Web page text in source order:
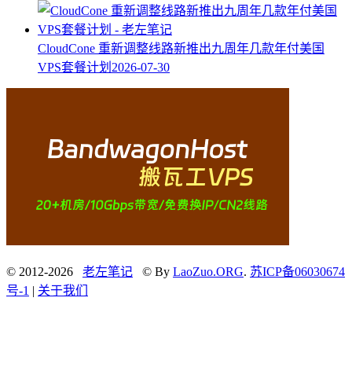
CloudCone 重新调整线路新推出九周年几款年付美国
VPS套餐计划 2026-07-30
© 2012-2026 老左笔记 © By LaoZuo.ORG. 苏ICP备06030674
号-1 | 关于我们